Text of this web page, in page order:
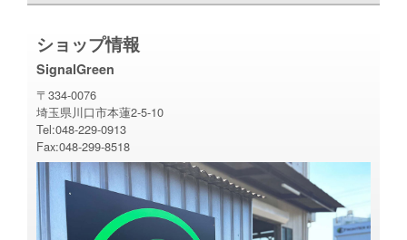
ショップ情報
SignalGreen
〒334-0076
埼玉県川口市本蓮2-5-10
Tel:048-229-0913
Fax:048-299-8518